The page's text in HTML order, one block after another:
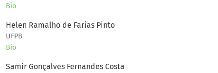
Bio
Helen Ramalho de Farias Pinto
UFPB
Bio
Samir Gonçalves Fernandes Costa